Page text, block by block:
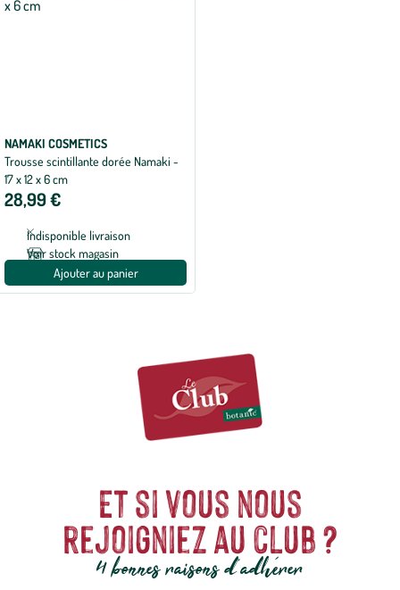
NAMAKI COSMETICS
Trousse scintillante dorée Namaki -
17 x 12 x 6 cm
28,99 €
Indisponible livraison
Voir stock magasin
Ajouter au panier
Et si vous nous
rejoigniez au club ?
4 bonnes raisons d'adhérer